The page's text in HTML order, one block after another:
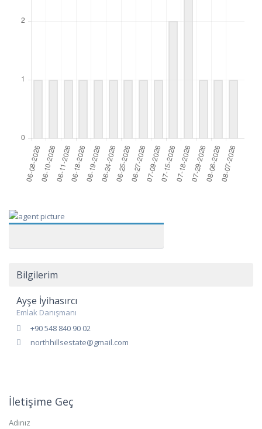
Bilgilerim
Ayşe İyihasırcı
Emlak Danışmanı
+90 548 840 90 02
northhillsestate@gmail.com
İletişime Geç
Adınız